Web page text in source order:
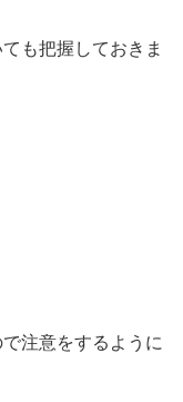
も把握しておきま
注意をするように